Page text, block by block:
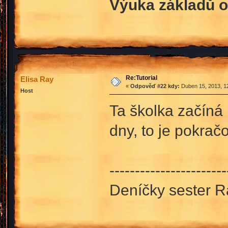
Výuka základů
Elisa Ray
Host
Re:Tutorial
« Odpověď #22 kdy: Duben 15, 2013,
Ta školka
dny, to je
Deníčky sester